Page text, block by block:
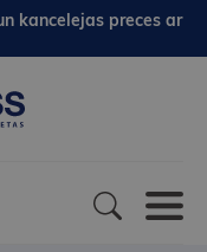
kancelejas preces ar